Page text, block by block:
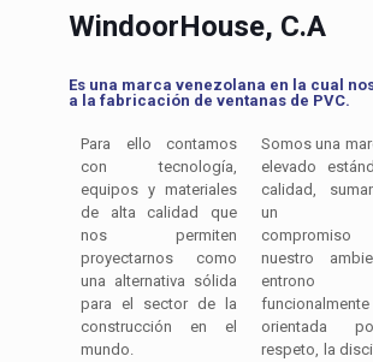
WindoorHouse, C.A
Es una marca venezolana en la cual
a la fabricación de ventanas de PVC.
Para ello contamos
con tecnología,
equipos y materiales
de alta calidad que
nos permiten
proyectarnos como
una alternativa sólida
para el sector de la
construcción en el
mundo.
Somos una
elevado
calidad,
un
nuestro
entrono
funcionalmente
orientada
respeto, la